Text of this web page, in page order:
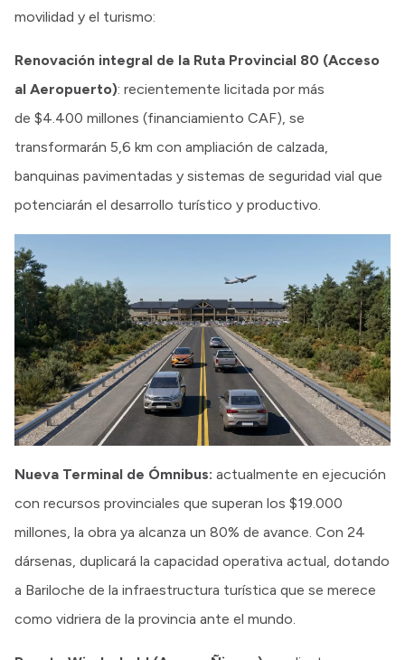
movilidad y el turismo:
Renovación integral de la Ruta Provincial 80 (Acceso
al Aeropuerto): recientemente licitada por más
de $4.400 millones (financiamiento CAF), se
transformarán 5,6 km con ampliación de calzada,
banquinas pavimentadas y sistemas de seguridad vial que
potenciarán el desarrollo turístico y productivo.
Nueva Terminal de Ómnibus: actualmente en ejecución
con recursos provinciales que superan los $19.000
millones, la obra ya alcanza un 80% de avance. Con 24
dársenas, duplicará la capacidad operativa actual, dotando
a Bariloche de la infraestructura turística que se merece
como vidriera de la provincia ante el mundo.